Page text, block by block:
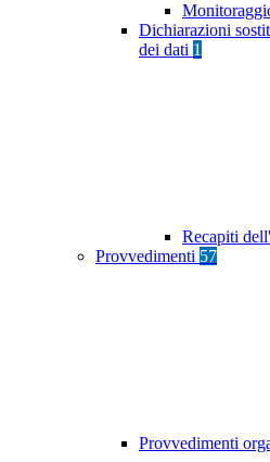
Dichiarazioni
dei dati 1
Recapiti
Provvedimenti 57
Provvedimenti